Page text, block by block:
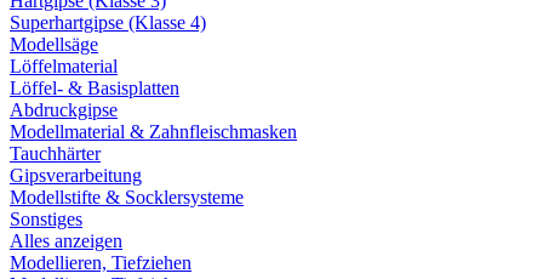
Superhartgipse (Klasse 4)
Modellsäge
Löffelmaterial
Löffel- & Basisplatten
Abdruckgipse
Modellmaterial & Zahnfleischmasken
Tauchhärter
Gipsverarbeitung
Modellstifte & Socklersysteme
Sonstiges
Alles anzeigen
Modellieren, Tiefziehen